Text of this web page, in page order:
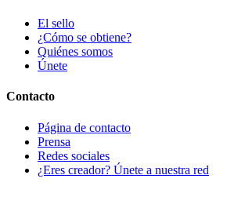
El sello
¿Cómo se obtiene?
Quiénes somos
Únete
Contacto
Página de contacto
Prensa
Redes sociales
¿Eres creador? Únete a nuestra red